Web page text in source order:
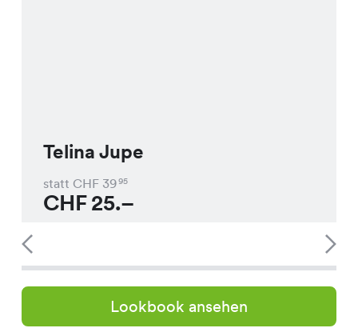
Telina Jupe
statt CHF 3995
CHF25.–
Lookbook ansehen